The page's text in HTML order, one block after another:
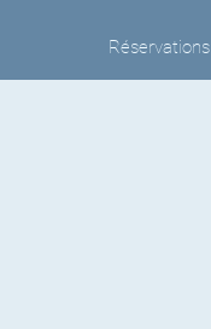
Réservations